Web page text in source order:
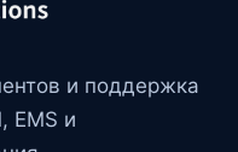
и поддержка
EMS и